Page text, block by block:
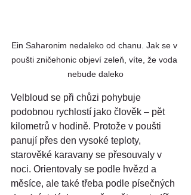
Ein Saharonim nedaleko od chanu. Jak se v
poušti zničehonic objeví zeleň, víte, že voda
nebude daleko
Velbloud se při chůzi pohybuje
podobnou rychlostí jako člověk – pět
kilometrů v hodině. Protože v poušti
panují přes den vysoké teploty,
starověké karavany se přesouvaly v
noci. Orientovaly se podle hvězd a
měsíce, ale také třeba podle písečných